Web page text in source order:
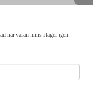
när varan finns i lager igen.